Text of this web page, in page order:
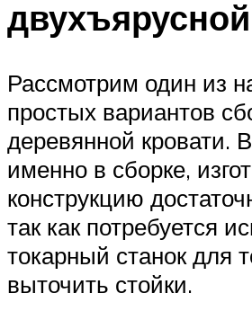
Рассмотрим один из
простых вариантов
деревянной кровати.
именно в сборке,
конструкцию
так как потребуется
токарный станок для
выточить стойки.